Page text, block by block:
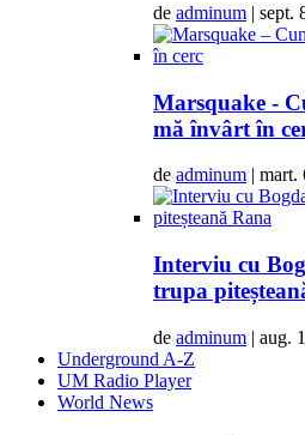
de adminum | sept.
Marsquake -
mă învârt în
de adminum | mart.
Interviu cu
trupa
de adminum | aug.
Underground A-Z
UM Radio Player
World News